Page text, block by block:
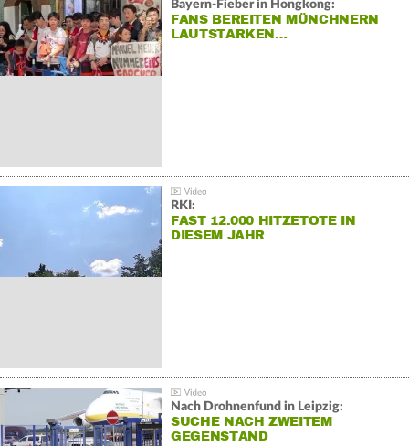
Bayern-Fieber in Hongkong:
FANS BEREITEN MÜNCHNERN
LAUTSTARKEN…
RKI:
FAST 12.000 HITZETOTE IN
DIESEM JAHR
Nach Drohnenfund in Leipzig:
SUCHE NACH ZWEITEM
GEGENSTAND